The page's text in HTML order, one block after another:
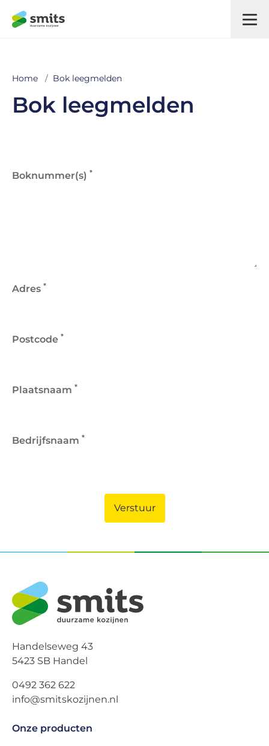
Home / Bok leegmelden
Bok leegmelden
Boknummer(s) *
Adres *
Postcode *
Plaatsnaam *
Bedrijfsnaam *
Verstuur
Handelseweg 43
5423 SB Handel
0492 362 622
info@smitskozijnen.nl
Onze producten